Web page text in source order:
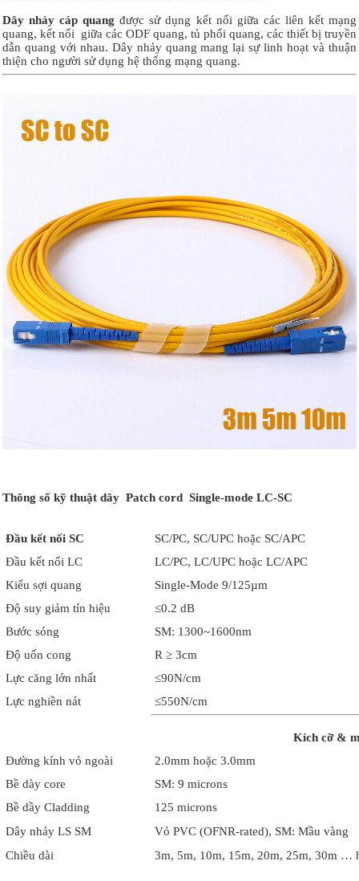
Dây nhảy cáp quang được sử dụng kết nối giữa các liên kết mạng
quang, kết nối giữa các ODF quang, tủ phối quang, các thiết bị truyền
dẫn quang với nhau. Dây nhảy quang mang lại sự linh hoạt và thuận
thiện cho người sử dụng hệ thống mạng quang.
Thông số kỹ thuật dây Patch cord Single-mode LC-SC
Đầu kết nối SC
SC/PC, SC/UPC hoặc SC/APC
Đầu kết nối LC
LC/PC, LC/UPC hoặc LC/APC
Kiểu sợi quang
Single-Mode 9/125µm
Độ suy giảm tín hiệu
≤0.2 dB
Bước sóng
SM: 1300~1600nm
Độ uốn cong
R ≥ 3cm
Lực căng lớn nhất
≤90N/cm
Lực nghiền nát
≤550N/cm
Kích cỡ &
Đường kính vỏ ngoài
2.0mm hoặc 3.0mm
Bề dày core
SM: 9 microns
Bề dầy Cladding
125 microns
Dây nhảy LS SM
Vỏ PVC (OFNR-rated), SM: Mầu vàng
Chiều dài
3m, 5m, 10m, 15m, 20m, 25m, 30m …